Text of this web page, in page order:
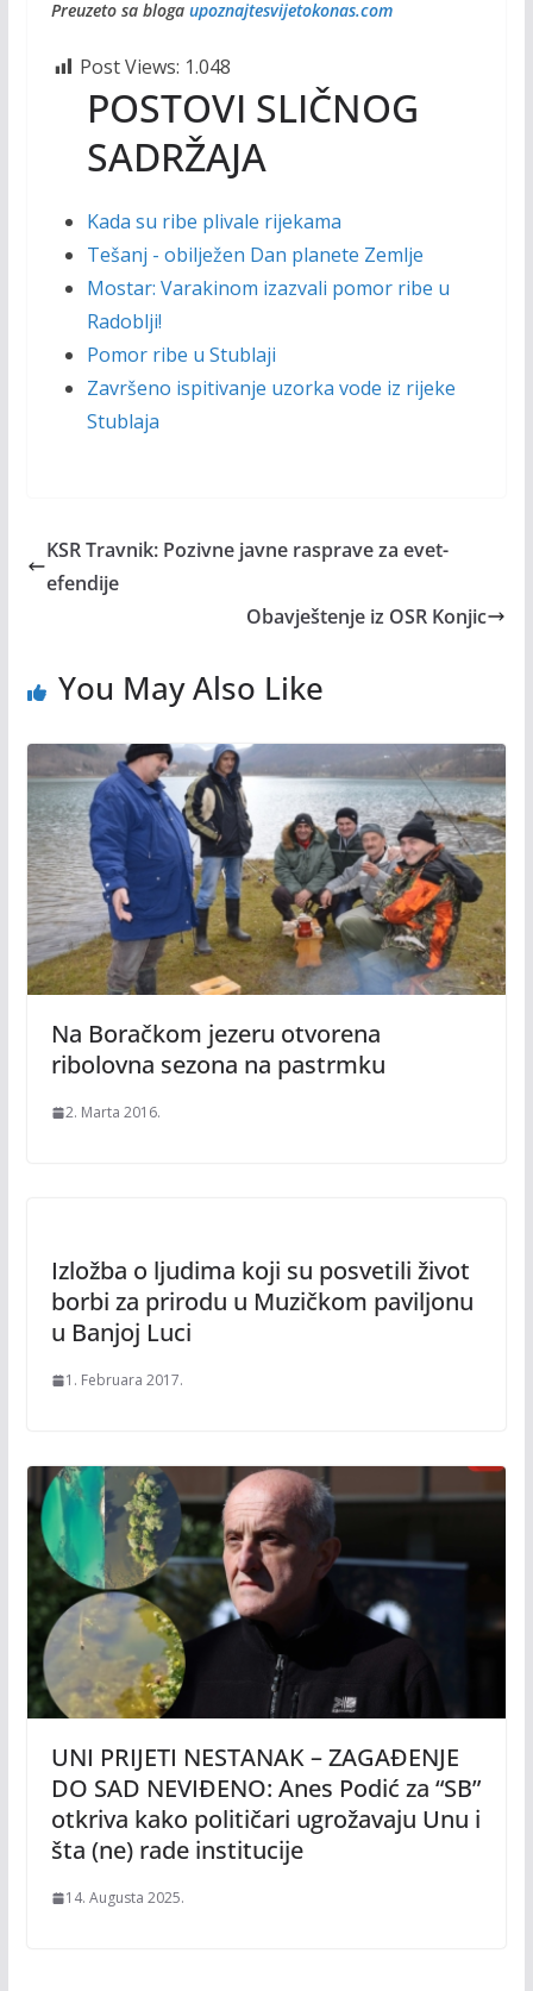
Preuzeto sa bloga upoznajtesvijetokonas.com
Post Views: 1.048
POSTOVI SLIČNOG
SADRŽAJA
Kada su ribe plivale rijekama
Tešanj - obilježen Dan planete Zemlje
Mostar: Varakinom izazvali pomor ribe u
Radoblji!
Pomor ribe u Stublaji
Završeno ispitivanje uzorka vode iz rijeke
Stublaja
KSR Travnik: Pozivne javne rasprave za evet-
efendije
Obavještenje iz OSR Konjic
You May Also Like
Na Boračkom jezeru otvorena
ribolovna sezona na pastrmku
2. Marta 2016.
Izložba o ljudima koji su posvetili život
borbi za prirodu u Muzičkom paviljonu
u Banjoj Luci
1. Februara 2017.
UNI PRIJETI NESTANAK – ZAGAĐENJE
DO SAD NEVIĐENO: Anes Podić za “SB”
otkriva kako političari ugrožavaju Unu i
šta (ne) rade institucije
14. Augusta 2025.